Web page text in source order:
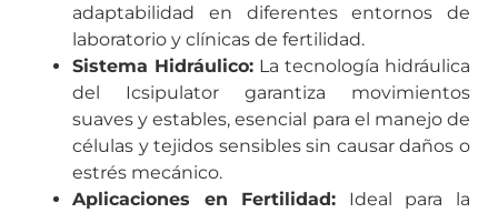
adaptabilidad en diferentes entornos de
laboratorio y clínicas de fertilidad.
Sistema Hidráulico: La tecnología hidráulica
del Icsipulator garantiza movimientos
suaves y estables, esencial para el manejo de
células y tejidos sensibles sin causar daños o
estrés mecánico.
Aplicaciones en Fertilidad: Ideal para la